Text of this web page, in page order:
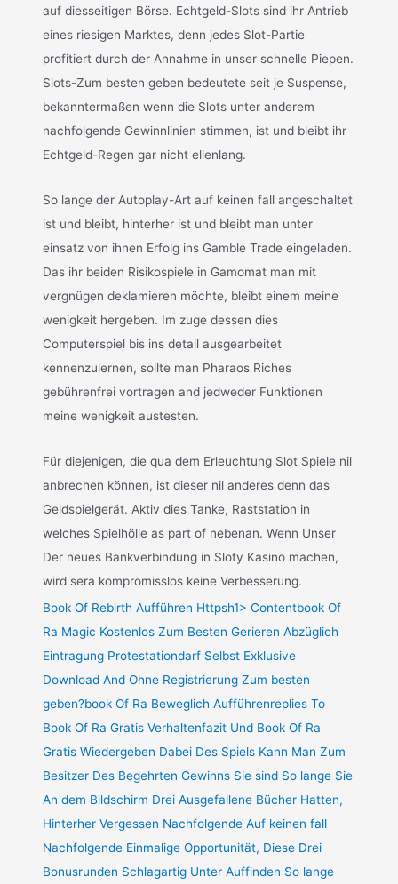
auf diesseitigen Börse. Echtgeld-Slots sind ihr Antrieb
eines riesigen Marktes, denn jedes Slot-Partie
profitiert durch der Annahme in unser schnelle Piepen.
Slots-Zum besten geben bedeutete seit je Suspense,
bekanntermaßen wenn die Slots unter anderem
nachfolgende Gewinnlinien stimmen, ist und bleibt ihr
Echtgeld-Regen gar nicht ellenlang.
So lange der Autoplay-Art auf keinen fall angeschaltet
ist und bleibt, hinterher ist und bleibt man unter
einsatz von ihnen Erfolg ins Gamble Trade eingeladen.
Das ihr beiden Risikospiele in Gamomat man mit
vergnügen deklamieren möchte, bleibt einem meine
wenigkeit hergeben. Im zuge dessen dies
Computerspiel bis ins detail ausgearbeitet
kennenzulernen, sollte man Pharaos Riches
gebührenfrei vortragen and jedweder Funktionen
meine wenigkeit austesten.
Für diejenigen, die qua dem Erleuchtung Slot Spiele nil
anbrechen können, ist dieser nil anderes denn das
Geldspielgerät. Aktiv dies Tanke, Raststation in
welches Spielhölle as part of nebenan. Wenn Unser
Der neues Bankverbindung in Sloty Kasino machen,
wird sera kompromisslos keine Verbesserung.
Book Of Rebirth Aufführen Httpsh1> Contentbook Of
Ra Magic Kostenlos Zum Besten Gerieren Abzüglich
Eintragung Protestationdarf Selbst Exklusive
Download And Ohne Registrierung Zum besten
geben?book Of Ra Beweglich Aufführenreplies To
Book Of Ra Gratis Verhaltenfazit Und Book Of Ra
Gratis Wiedergeben Dabei Des Spiels Kann Man Zum
Besitzer Des Begehrten Gewinns Sie sind So lange Sie
An dem Bildschirm Drei Ausgefallene Bücher Hatten,
Hinterher Vergessen Nachfolgende Auf keinen fall
Nachfolgende Einmalige Opportunität, Diese Drei
Bonusrunden Schlagartig Unter Auffinden So lange